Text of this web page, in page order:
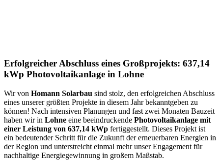
Erfolgreicher Abschluss eines Großprojekts: 637,14
kWp Photovoltaikanlage in Lohne
Wir von Homann Solarbau sind stolz, den erfolgreichen Abschluss
eines unserer größten Projekte in diesem Jahr bekanntgeben zu
können! Nach intensiven Planungen und fast zwei Monaten Bauzeit
haben wir in Lohne eine beeindruckende Photovoltaikanlage mit
einer Leistung von 637,14 kWp fertiggestellt. Dieses Projekt ist
ein bedeutender Schritt für die Zukunft der erneuerbaren Energien in
der Region und unterstreicht einmal mehr unser Engagement für
nachhaltige Energiegewinnung in großem Maßstab.